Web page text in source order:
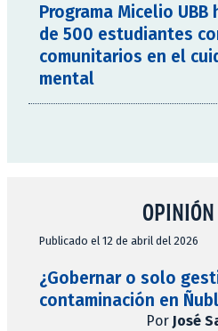
Programa Micelio
de 500 estudiantes
comunitarios en el
mental
Publicado el 12 de abril del 2026
¿Gobernar o solo
contaminación en
Por José